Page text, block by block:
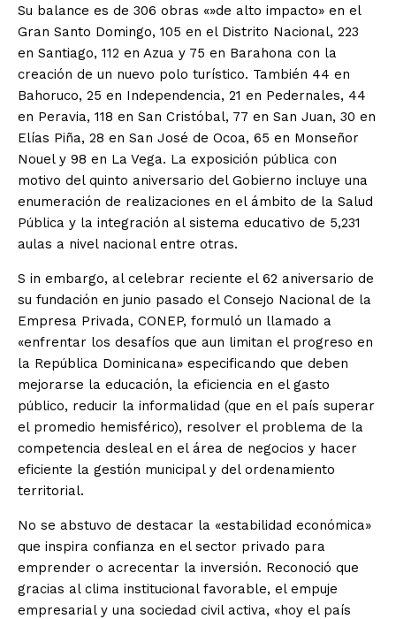
Su balance es de 306 obras «»de alto impacto» en el
Gran Santo Domingo, 105 en el Distrito Nacional, 223
en Santiago, 112 en Azua y 75 en Barahona con la
creación de un nuevo polo turístico. También 44 en
Bahoruco, 25 en Independencia, 21 en Pedernales, 44
en Peravia, 118 en San Cristóbal, 77 en San Juan, 30 en
Elías Piña, 28 en San José de Ocoa, 65 en Monseñor
Nouel y 98 en La Vega. La exposición pública con
motivo del quinto aniversario del Gobierno incluye una
enumeración de realizaciones en el ámbito de la Salud
Pública y la integración al sistema educativo de 5,231
aulas a nivel nacional entre otras.
S in embargo, al celebrar reciente el 62 aniversario de
su fundación en junio pasado el Consejo Nacional de la
Empresa Privada, CONEP, formuló un llamado a
«enfrentar los desafíos que aun limitan el progreso en
la República Dominicana» especificando que deben
mejorarse la educación, la eficiencia en el gasto
público, reducir la informalidad (que en el país superar
el promedio hemisférico), resolver el problema de la
competencia desleal en el área de negocios y hacer
eficiente la gestión municipal y del ordenamiento
territorial.
No se abstuvo de destacar la «estabilidad económica»
que inspira confianza en el sector privado para
emprender o acrecentar la inversión. Reconoció que
gracias al clima institucional favorable, el empuje
empresarial y una sociedad civil activa, «hoy el país